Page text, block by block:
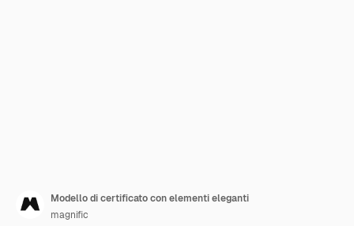
Modello di certificato con elementi eleganti
magnific